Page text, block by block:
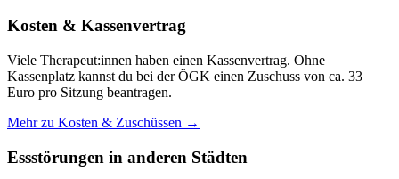
Kosten & Kassenvertrag
Viele Therapeut:innen haben einen Kassenvertrag. Ohne
Kassenplatz kannst du bei der ÖGK einen Zuschuss von ca. 33
Euro pro Sitzung beantragen.
Mehr zu Kosten & Zuschüssen →
Essstörungen in anderen Städten